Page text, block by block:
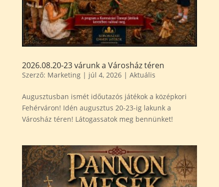
2026.08.20-23 várunk a Városház téren
Szerző: Marketing| júl 4, 2026| Aktuális
Augusztusban ismét időutazós játékok a középkori
Fehérváron! Idén augusztus 20-23-ig lakunk a
Városház téren! Látogassatok meg bennünket!